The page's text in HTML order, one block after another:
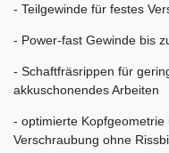
- Teilgewinde für festes
- Power-fast Gewinde bis
- Schaftfräsrippen für
akkuschonendes Arbeiten
- optimierte
Verschraubung ohne